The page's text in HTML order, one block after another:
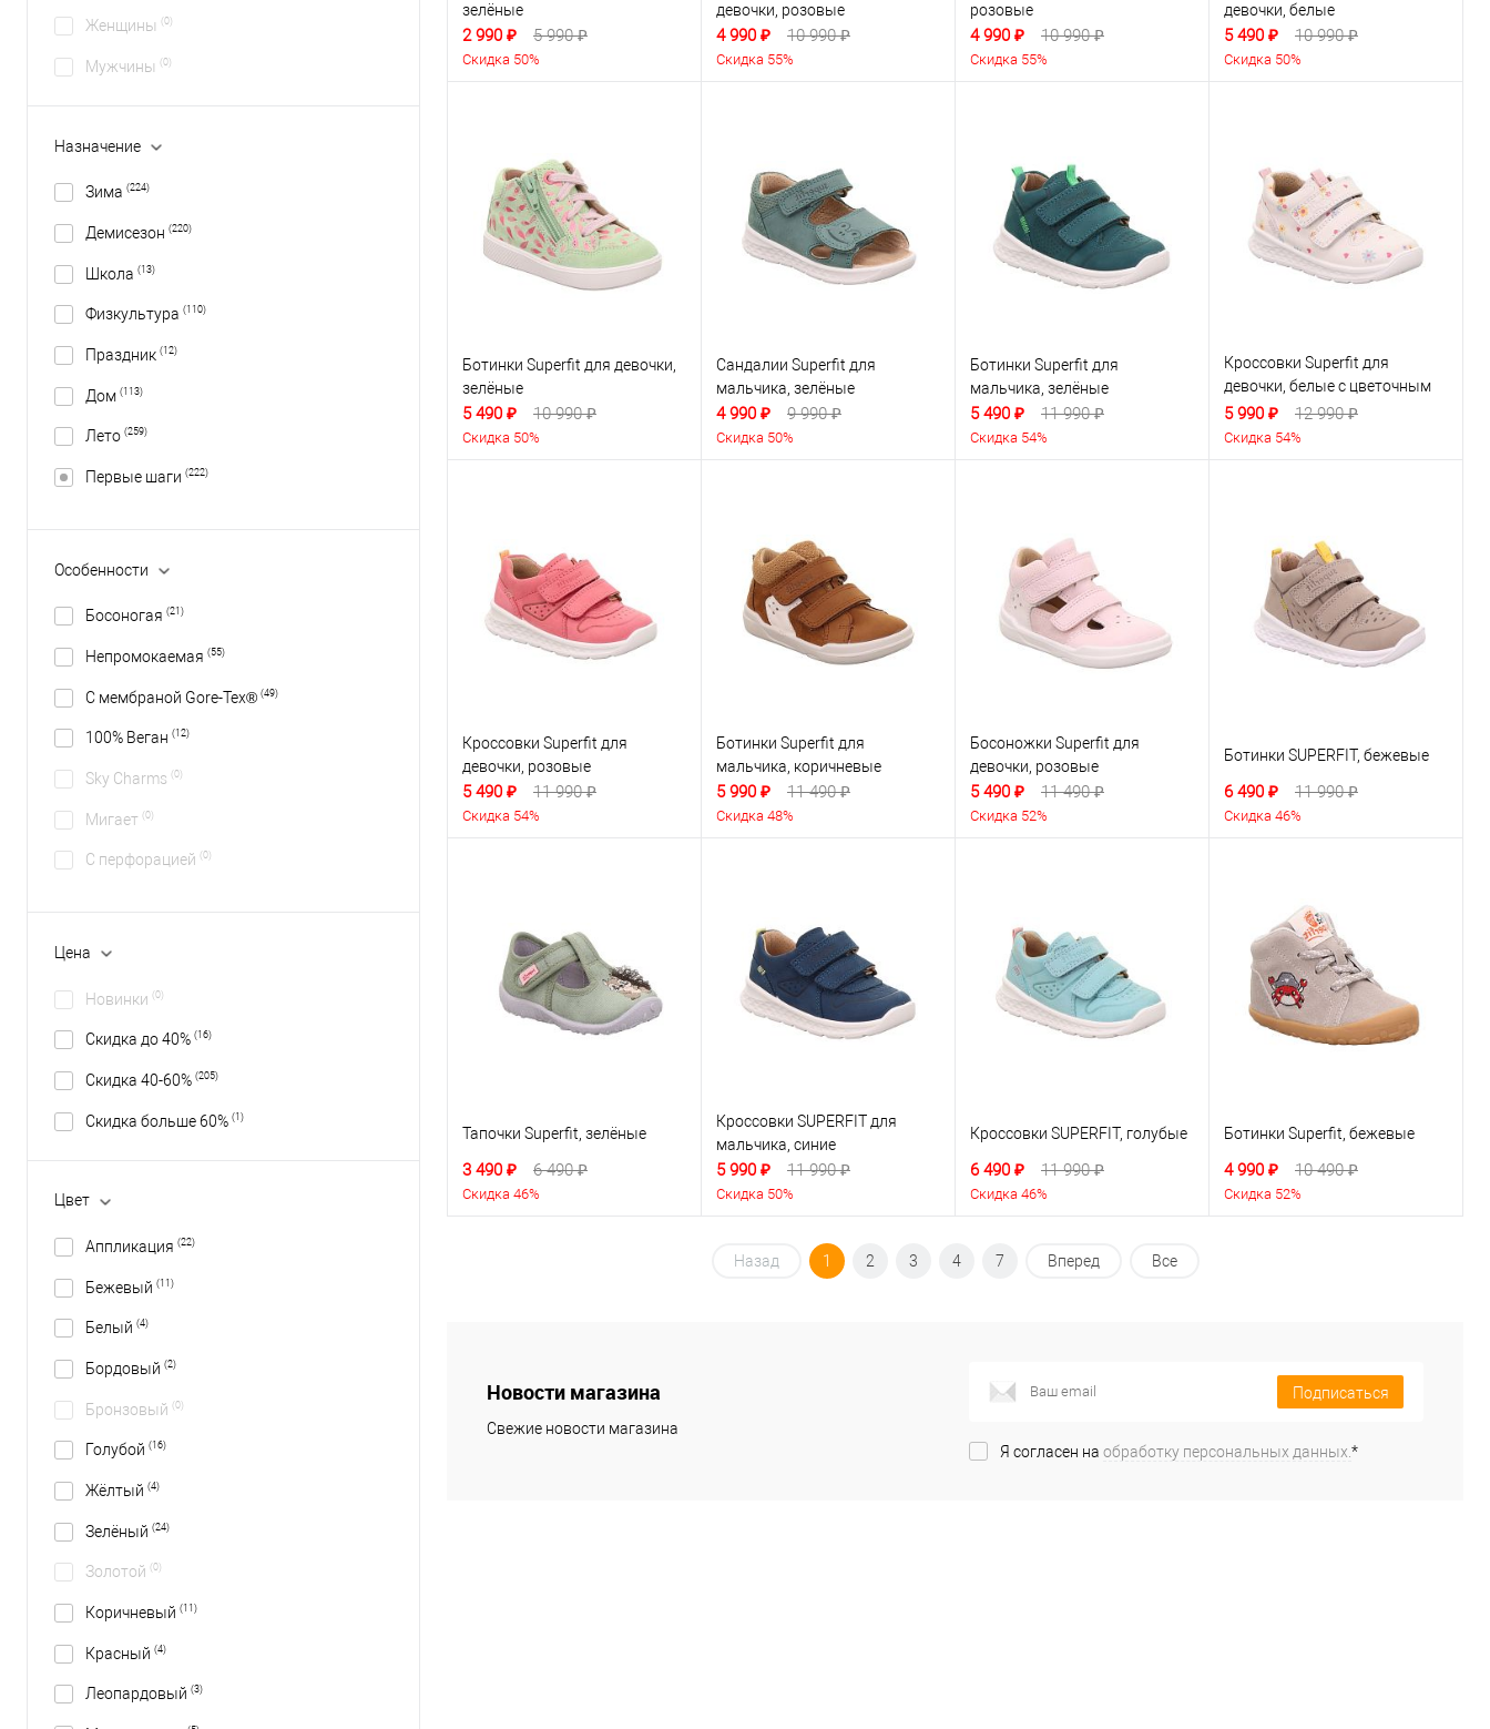
Женщины (0)
Мужчины (0)
Назначение
Зима (224)
Демисезон (220)
Школа (13)
Физкультура (110)
Праздник (12)
Дом (113)
Лето (259)
Первые шаги (222)
Особенности
Босоногая (21)
Непромокаемая (55)
С мембраной Gore-Tex® (49)
100% Веган (12)
Sky Charms (0)
Мигает (0)
С перфорацией (0)
Цена
Новинки (0)
Скидка до 40% (16)
Скидка 40-60% (205)
Скидка больше 60% (1)
Цвет
Аппликация (22)
Бежевый (11)
Белый (4)
Бордовый (2)
Бронзовый (0)
Голубой (16)
Жёлтый (4)
Зелёный (24)
Золотой (0)
Коричневый (11)
Красный (4)
Леопардовый (3)
зелёные
2 990 ₽ 5 990 ₽
Скидка 50%
девочки, розовые
4 990 ₽ 10 990 ₽
Скидка 55%
розовые
4 990 ₽ 10 990 ₽
Скидка 55%
девочки, белые
5 490 ₽ 10 990 ₽
Скидка 50%
Ботинки Superfit для девочки,
зелёные
5 490 ₽ 10 990 ₽
Скидка 50%
Сандалии Superfit для
мальчика, зелёные
4 990 ₽ 9 990 ₽
Скидка 50%
Ботинки Superfit для
мальчика, зелёные
5 490 ₽ 11 990 ₽
Скидка 54%
Кроссовки Superfit для
девочки, белые с цветочным
принтом
5 990 ₽ 12 990 ₽
Скидка 54%
Кроссовки Superfit для
девочки, розовые
5 490 ₽ 11 990 ₽
Скидка 54%
Ботинки Superfit для
мальчика, коричневые
5 990 ₽ 11 490 ₽
Скидка 48%
Босоножки Superfit для
девочки, розовые
5 490 ₽ 11 490 ₽
Скидка 52%
Ботинки SUPERFIT, бежевые
6 490 ₽ 11 990 ₽
Скидка 46%
Тапочки Superfit, зелёные
3 490 ₽ 6 490 ₽
Скидка 46%
Кроссовки SUPERFIT для
мальчика, синие
5 990 ₽ 11 990 ₽
Скидка 50%
Кроссовки SUPERFIT, голубые
6 490 ₽ 11 990 ₽
Скидка 46%
Ботинки Superfit, бежевые
4 990 ₽ 10 490 ₽
Скидка 52%
Назад 1 2 3 4 7 Вперед Все
Новости магазина
Свежие новости магазина
Подписаться
Я согласен на обработку персональных данных.*